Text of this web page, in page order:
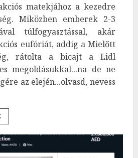
matekjához a kezedre
Miközben emberek 2-3
túlfogyasztással, akár
eufóriát, addig a Mielőtt
rátolta a bicajt a Lidl
megoldásukkal...na de ne
az elején...olvasd, nevess